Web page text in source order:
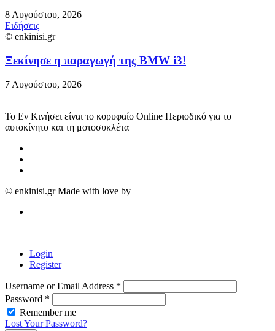
8 Αυγούστου, 2026
Ειδήσεις
© enkinisi.gr
Ξεκίνησε η παραγωγή της BMW i3!
7 Αυγούστου, 2026
Το Εν Κινήσει είναι το κορυφαίο Online Περιοδικό για το
αυτοκίνητο και τη μοτοσυκλέτα
© enkinisi.gr Made with love by
Login
Register
Username or Email Address *
Password *
Remember me
Lost Your Password?